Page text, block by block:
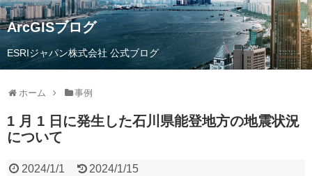
ArcGISブログ
ESRIジャパン株式会社 公式ブログ
ホーム 事例
1 月 1 日に発生した石川県能登地方の地震状況
について
2024/1/1
2024/1/15